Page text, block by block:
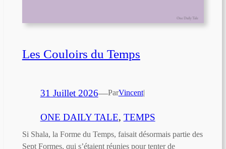
Les Couloirs du Temps
31 Juillet 2026—ParVincent|
ONE DAILY TALE, TEMPS
Si Shala, la Forme du Temps, faisait désormais partie des
Sept Formes, qui s’étaient réunies pour tenter de